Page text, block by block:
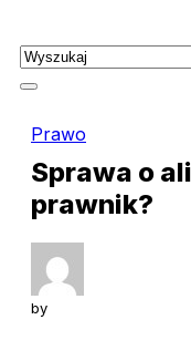
to
content
Prawo
Sprawa o
prawnik?
by